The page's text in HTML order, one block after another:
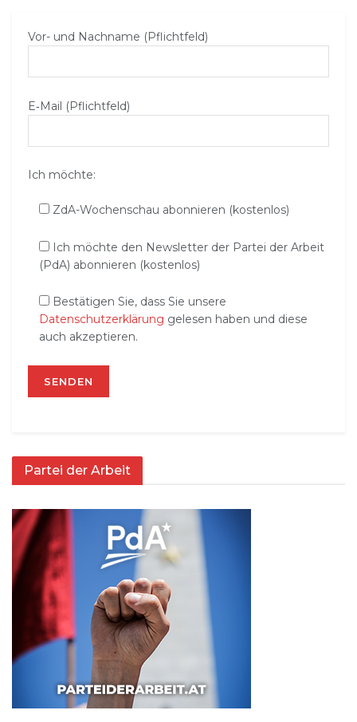
Vor- und Nachname (Pflichtfeld)
E‑Mail (Pflichtfeld)
Ich möchte:
ZdA-Wochenschau abonnieren (kostenlos)
Ich möchte den Newsletter der Partei der Arbeit
(PdA) abonnieren (kostenlos)
Bestätigen Sie, dass Sie unsere
Datenschutzerklärung gelesen haben und diese
auch akzeptieren.
Partei der Arbeit